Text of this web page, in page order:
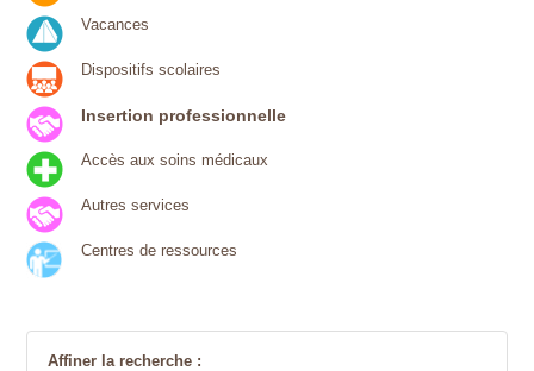
Vacances
Dispositifs scolaires
Insertion professionnelle
Accès aux soins médicaux
Autres services
Centres de ressources
Affiner la recherche :